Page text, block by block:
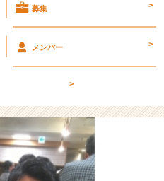
募集 >
メンバー >
>